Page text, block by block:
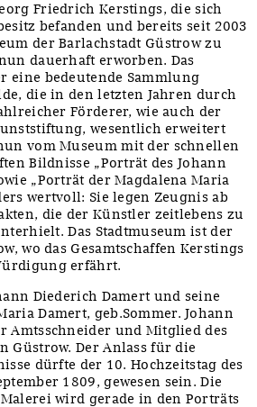
Friedrich Kerstings, die sich
befanden und bereits seit 2003
der Barlachstadt Güstrow zu
dauerhaft erworben. Das
eine bedeutende Sammlung
die in den letzten Jahren durch
Förderer, wie auch der
wesentlich erweitert
vom Museum mit der schnellen
Bildnisse „Porträt des Johann
„Porträt der Magdalena Maria
wertvoll: Sie legen Zeugnis ab
die der Künstler zeitlebens zu
Das Stadtmuseum ist der
wo das Gesamtschaffen Kerstings
erfährt.
Diederich Damert und seine
Damert, geb.Sommer. Johann
Amtsschneider und Mitglied des
Güstrow. Der Anlass für die
dürfte der 10. Hochzeitstag des
1809, gewesen sein. Die
wird gerade in den Porträts